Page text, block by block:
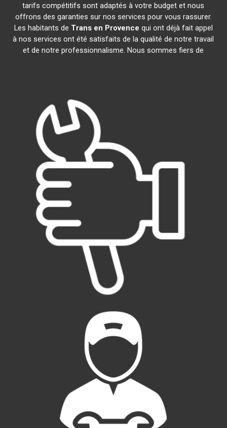
tarifs compétitifs sont adaptés à votre budget et nous
offrons des garanties sur nos services pour vous rassurer.
Les habitants de Trans en Provence qui ont déjà fait appel
à nos services ont été satisfaits de la qualité de notre travail
et de notre professionnalisme. Nous sommes fiers de